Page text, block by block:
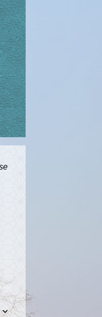
keyboard_arrow_down